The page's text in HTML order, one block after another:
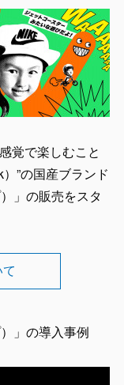
覚で楽しむこと
”の国産ブランド
」の販売をスタ
」の導入事例